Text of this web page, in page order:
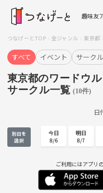
趣味友
つなげーとTOP 全ジャンル 東京都
すべて イベント サークル
東京都のワードウ
サークル一覧 (10件)
日
別日を
選択
今日
8/6
明日
8/7
8/12 8/13
火
8/18
水
8/19
ご利用にはアプリ